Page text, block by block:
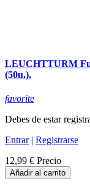
LEUCHTTURM
(50u.).
favorite
Debes de estar
Entrar| Registrarse
12,99 € Precio
Añadir al carrito